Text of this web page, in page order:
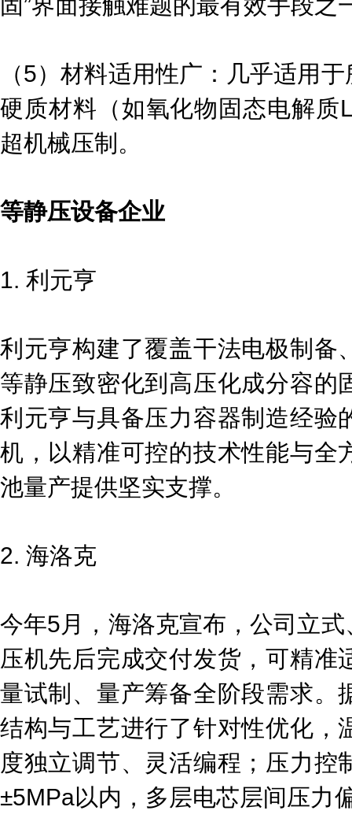
（5）材料适用性广：几乎适用
硬质材料（如氧化物固态电解质
超机械压制。
等静压设备企业
1. 利元亨
利元亨构建了覆盖干法电极制备
等静压致密化到高压化成分容的
利元亨与具备压力容器制造经验
机，以精准可控的技术性能与全
池量产提供坚实支撑。
2. 海洛克
今年5月，海洛克宣布，公司立
压机先后完成交付发货，可精准
量试制、量产筹备全阶段需求。
结构与工艺进行了针对性优化，
度独立调节、灵活编程；压力控
±5MPa以内，多层电芯层间压力